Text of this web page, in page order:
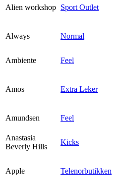
Alien workshop Sport Outlet
Always
Normal
Ambiente Feel
Amos Extra Leker
Amundsen Feel
Anastasia
Beverly Hills
Kicks
Apple Telenorbutikken